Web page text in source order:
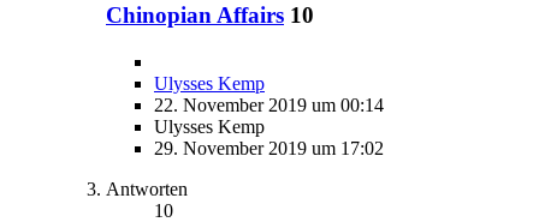
Chinopian Affairs 10
Ulysses Kemp
22. November 2019 um 00:14
Ulysses Kemp
29. November 2019 um 17:02
Antworten
10